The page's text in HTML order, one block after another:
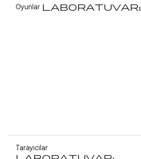
Oyunlar laboratuvarı
Tarayıcılar
laboratuvarı